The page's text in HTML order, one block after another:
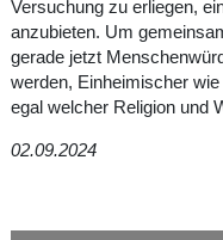
Versuchung zu erliegen,
anzubieten. Um
gerade jetzt
werden, Einheimischer
egal welcher Religion und
02.09.2024